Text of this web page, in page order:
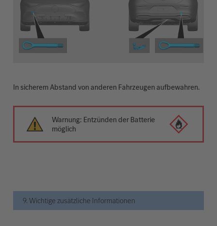
In sicherem Abstand von anderen Fahrzeugen aufbewahren.
Warnung: Entzünden der Batterie
möglich
9. Wichtige zusätzliche Informationen